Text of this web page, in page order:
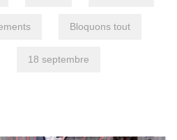
Bloquons tout
18 septembre